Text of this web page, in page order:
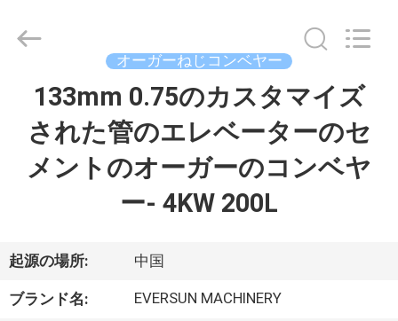
ク
ト
2020
Machinery
(Henan)
オーガーねじコンベヤー
133mm 0.75のカスタマイズ
された管のエレベーターのセ
メントのオーガーのコンベヤ
ー- 4KW 200L
起源の場所: 中国
ブランド名: EVERSUN MACHINERY